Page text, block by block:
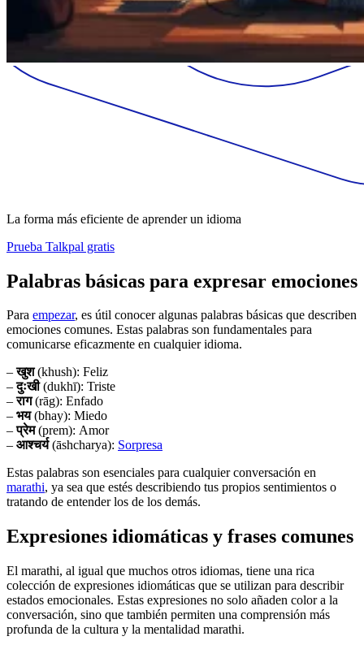
La forma más eficiente de aprender un idioma
Prueba Talkpal gratis
Palabras básicas para expresar emociones
Para empezar, es útil conocer algunas palabras básicas que describen
emociones comunes. Estas palabras son fundamentales para
comunicarse eficazmente en cualquier idioma.
–खुश(khush): Feliz
–दुःखी(dukhī): Triste
–राग(rāg): Enfado
– भय(bhay): Miedo
–प्रेम(prem): Amor
– आश्चर्य(āshcharya): Sorpresa
Estas palabras son esenciales para cualquier conversación en
marathi, ya sea que estés describiendo tus propios sentimientos o
tratando de entender los de los demás.
Expresiones idiomáticas y frases comunes
El marathi, al igual que muchos otros idiomas, tiene una rica
colección de expresiones idiomáticas que se utilizan para describir
estados emocionales. Estas expresiones no solo añaden color a la
conversación, sino que también permiten una comprensión más
profunda de la cultura y la mentalidad marathi.